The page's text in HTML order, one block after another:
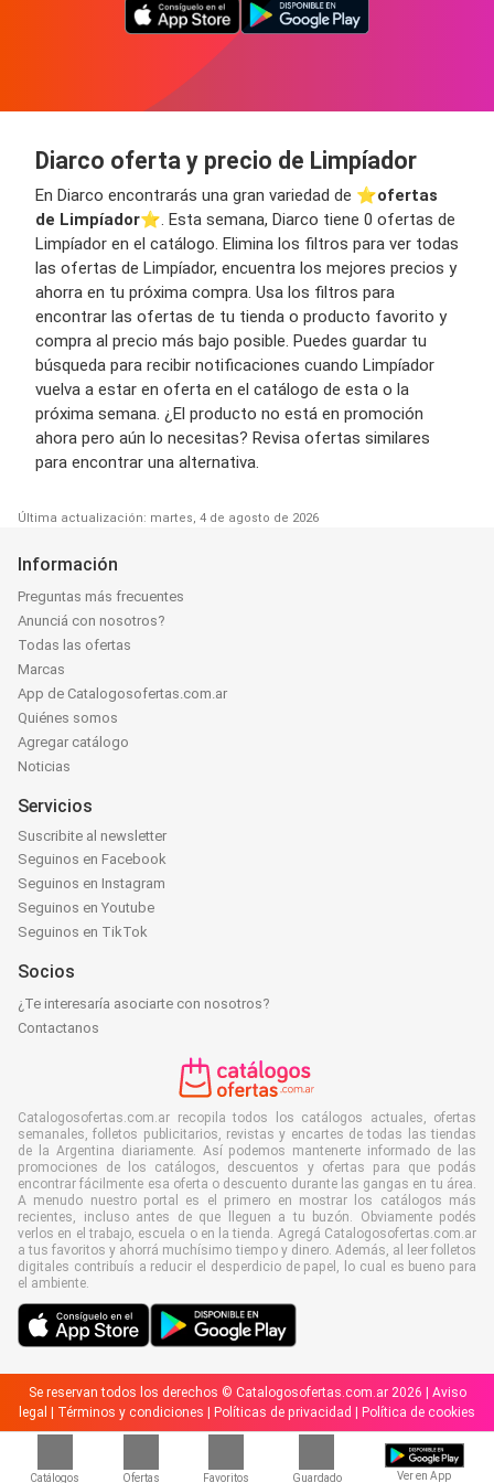
Catálogos Ofertas Favoritos Guardado Ver en App
Diarco oferta y precio de Limpíador
En Diarco encontrarás una gran variedad de ⭐️ofertas
de Limpíador⭐️. Esta semana, Diarco tiene 0 ofertas de
Limpíador en el catálogo. Elimina los filtros para ver todas
las ofertas de Limpíador, encuentra los mejores precios y
ahorra en tu próxima compra. Usa los filtros para
encontrar las ofertas de tu tienda o producto favorito y
compra al precio más bajo posible. Puedes guardar tu
búsqueda para recibir notificaciones cuando Limpíador
vuelva a estar en oferta en el catálogo de esta o la
próxima semana. ¿El producto no está en promoción
ahora pero aún lo necesitas? Revisa ofertas similares
para encontrar una alternativa.
Última actualización: martes, 4 de agosto de 2026
Información
Preguntas más frecuentes
Anunciá con nosotros?
Todas las ofertas
Marcas
App de Catalogosofertas.com.ar
Quiénes somos
Agregar catálogo
Noticias
Servicios
Suscribite al newsletter
Seguinos en Facebook
Seguinos en Instagram
Seguinos en Youtube
Seguinos en TikTok
Socios
¿Te interesaría asociarte con nosotros?
Contactanos
Catalogosofertas.com.ar recopila todos los catálogos actuales, ofertas
semanales, folletos publicitarios, revistas y encartes de todas las tiendas
de la Argentina diariamente. Así podemos mantenerte informado de las
promociones de los catálogos, descuentos y ofertas para que podás
encontrar fácilmente esa oferta o descuento durante las gangas en tu área.
A menudo nuestro portal es el primero en mostrar los catálogos más
recientes, incluso antes de que lleguen a tu buzón. Obviamente podés
verlos en el trabajo, escuela o en la tienda. Agregá Catalogosofertas.com.ar
a tus favoritos y ahorrá muchísimo tiempo y dinero. Además, al leer folletos
digitales contribuís a reducir el desperdicio de papel, lo cual es bueno para
el ambiente.
Se reservan todos los derechos © Catalogosofertas.com.ar 2026 | Aviso
legal | Términos y condiciones | Políticas de privacidad | Política de cookies